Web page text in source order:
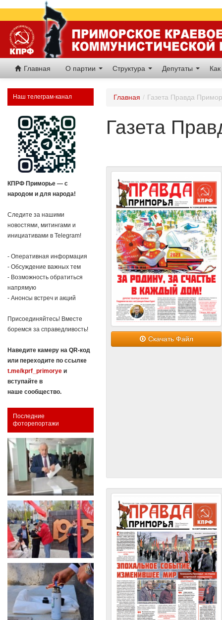
Главная О партии Структура Депутаты
Наш телеграм-канал
КПРФ Приморье — с
народом и для народа!
Следите за нашими
новостями, митингами и
инициативами в Telegram!
- Оперативная информация
- Обсуждение важных тем
- Возможность обратиться
напрямую
- Анонсы встреч и акций
Присоединяйтесь! Вместе
боремся за справедливость!
Наведите камеру на QR-код
или переходите по ссылке
t.me/kprf_primorye и
вступайте в
наше сообщество.
Последние
фоторепортажи
Главная / Газета Правда
Газета
Скачать Файл